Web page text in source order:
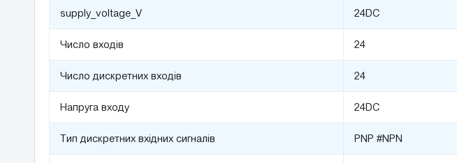
supply_voltage_V 24DC
Число входів 24
Число дискретних входів 24
Напруга входу 24DC
Тип дискретних вхідних сигналів PNP #NPN